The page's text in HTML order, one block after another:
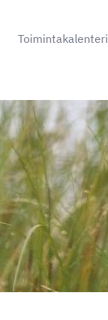
Toimintakalenteri